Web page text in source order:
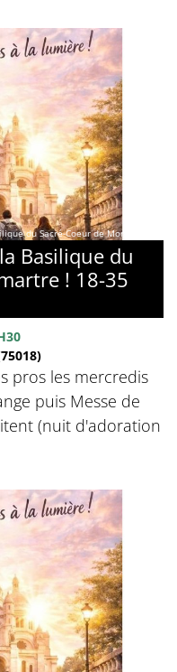
du Sacré-Coeur de Montmartre
Basilique du
! 18-35
pros les mercredis
puis Messe de
(nuit d'adoration